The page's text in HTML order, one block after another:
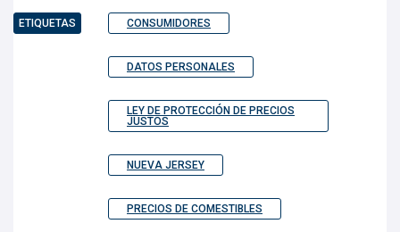
ETIQUETAS CONSUMIDORES
DATOS PERSONALES
LEY DE PROTECCIÓN DE PRECIOS
JUSTOS
NUEVA JERSEY
PRECIOS DE COMESTIBLES